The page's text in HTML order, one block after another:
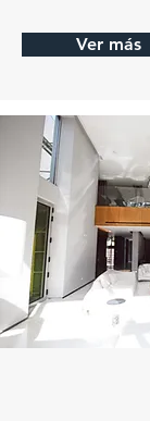
Ver más